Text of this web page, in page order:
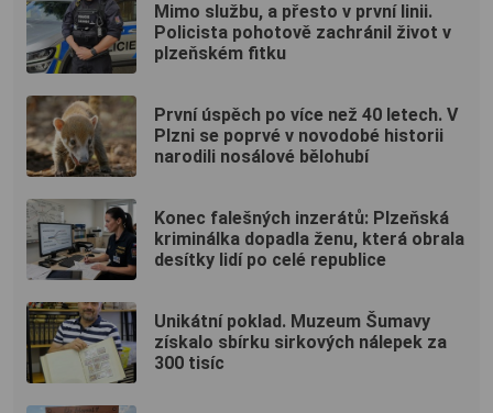
Mimo službu, a přesto v první linii.
Policista pohotově zachránil život v
plzeňském fitku
První úspěch po více než 40 letech. V
Plzni se poprvé v novodobé historii
narodili nosálové bělohubí
Konec falešných inzerátů: Plzeňská
kriminálka dopadla ženu, která obrala
desítky lidí po celé republice
Unikátní poklad. Muzeum Šumavy
získalo sbírku sirkových nálepek za
300 tisíc